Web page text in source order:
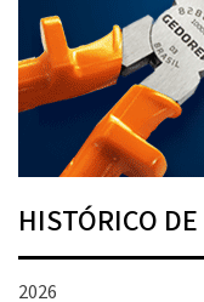
HISTÓRICO
2026